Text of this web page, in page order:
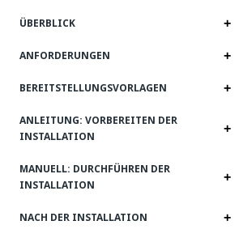
ÜBERBLICK
ANFORDERUNGEN
BEREITSTELLUNGSVORLAGEN
ANLEITUNG: VORBEREITEN DER
INSTALLATION
MANUELL: DURCHFÜHREN DER
INSTALLATION
NACH DER INSTALLATION